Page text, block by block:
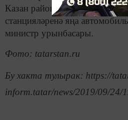
Казан районнарының
станцияләренә яңа
министр урынбасары.
Фото: tatarstan.ru
Бу хакта тулырак: https://
inform.tatar/news/2019/09/24/